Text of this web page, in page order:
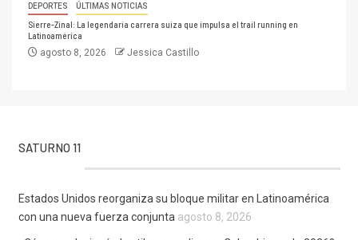
DEPORTES ÚLTIMAS NOTICIAS
Sierre-Zinal: La legendaria carrera suiza que impulsa el trail running en
Latinoamérica
agosto 8, 2026 Jessica Castillo
SATURNO 11
Estados Unidos reorganiza su bloque militar en Latinoamérica
con una nueva fuerza conjunta agosto 8, 2026